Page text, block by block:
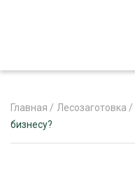
Главная / Лесозаготовка /
бизнесу?